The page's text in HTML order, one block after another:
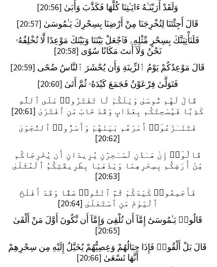
وَلَقَدْ أَرَيْنَـٰهُ ءَايَـٰتِنَا كُلَّهَا فَكَذَّبَ وَأَبَىٰ [20:56]
قَالَ أَجِئْتَنَا لِتُخْرِجَنَا مِنْ أَرْضِنَا بِسِحْرِكَ يَـٰمُوسَىٰ [20:57]
فَلَنَأْتِيَنَّكَ بِسِحْرٍ مِّثْلِهِۦ فَٱجْعَلْ بَيْنَنَا وَبَيْنَكَ مَوْعِدًا لَّا نُخْلِفُهُۥ
نَحْنُ وَلَآ أَنتَ مَكَانًا سُوًى [20:58]
قَالَ مَوْعِدُكُمْ يَوْمُ ٱلزِّينَةِ وَأَن يُحْشَرَ ٱلنَّاسُ ضُحًى [20:59]
فَتَوَلَّىٰ فِرْعَوْنُ فَجَمَعَ كَيْدَهُۥ ثُمَّ أَتَىٰ [20:60]
قَالَ لَهُم مُّوسَىٰ وَيْلَكُمْ لَا تَفْتَرُوا۟ عَلَى ٱللَّهِ
كَذِبًا فَيُسْحِتَكُم بِعَذَابٍ وَقَدْ خَابَ مَنِ ٱفْتَرَىٰ [20:61]
فَتَنَـٰزَعُوٓا۟ أَمْرَهُم بَيْنَهُمْ وَأَسَرُّوا۟ ٱلنَّجْوَىٰ
[20:62]
قَالُوٓا۟ إِنْ هَـٰذَٰنِ لَسَـٰحِرَٰنِ يُرِيدَانِ أَن يُخْرِجَاكُم
مِّنْ أَرْضِكُم بِسِحْرِهِمَا وَيَذْهَبَا بِطَرِيقَتِكُمُ ٱلْمُثْلَىٰ
[20:63]
فَأَجْمِعُوا۟ كَيْدَكُمْ ثُمَّ ٱئْتُوا۟ صَفًّا وَقَدْ أَفْلَحَ
ٱلْيَوْمَ مَنِ ٱسْتَعْلَىٰ [20:64]
قَالُوا۟ يَـٰمُوسَىٰٓ إِمَّآ أَن تُلْقِىَ وَإِمَّآ أَن نَّكُونَ أَوَّلَ مَنْ أَلْقَىٰ
[20:65]
قَالَ بَلْ أَلْقُوا۟ فَإِذَا حِبَالُهُمْ وَعِصِيُّهُمْ يُخَيَّلُ إِلَيْهِ مِن سِحْرِهِمْ
أَنَّهَا تَسْعَىٰ [20:66]